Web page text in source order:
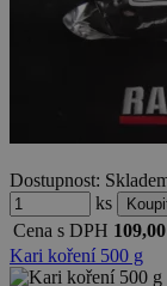
Dostupnost:
ks
Cena s DPH 109,00
Kari koření 500 g